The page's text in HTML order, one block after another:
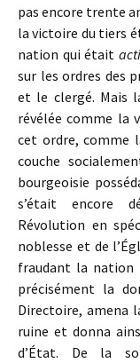
pas encore trente
la victoire du tiers
nation qui était
sur les ordres des
et le clergé. Mais
révélée comme la
cet ordre, comme
couche
bourgeoisie
s’était encore
Révolution en
noblesse et de
fraudant la nation
précisément la
Directoire, amena
ruine et donna
d’État. De la